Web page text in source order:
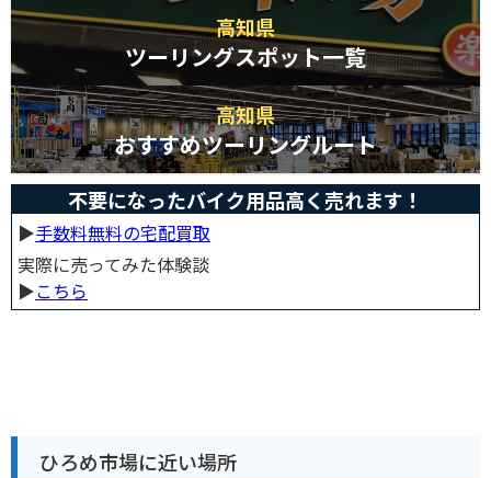
高知県
ツーリングスポット一覧
高知県
おすすめツーリングルート
不要になったバイク用品高く売れます！
▶︎手数料無料の宅配買取
実際に売ってみた体験談
▶︎こちら
ひろめ市場に近い場所